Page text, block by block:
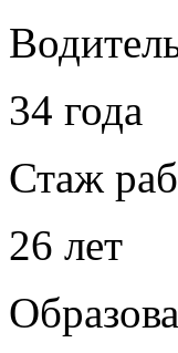
34 года
Стаж
26 лет